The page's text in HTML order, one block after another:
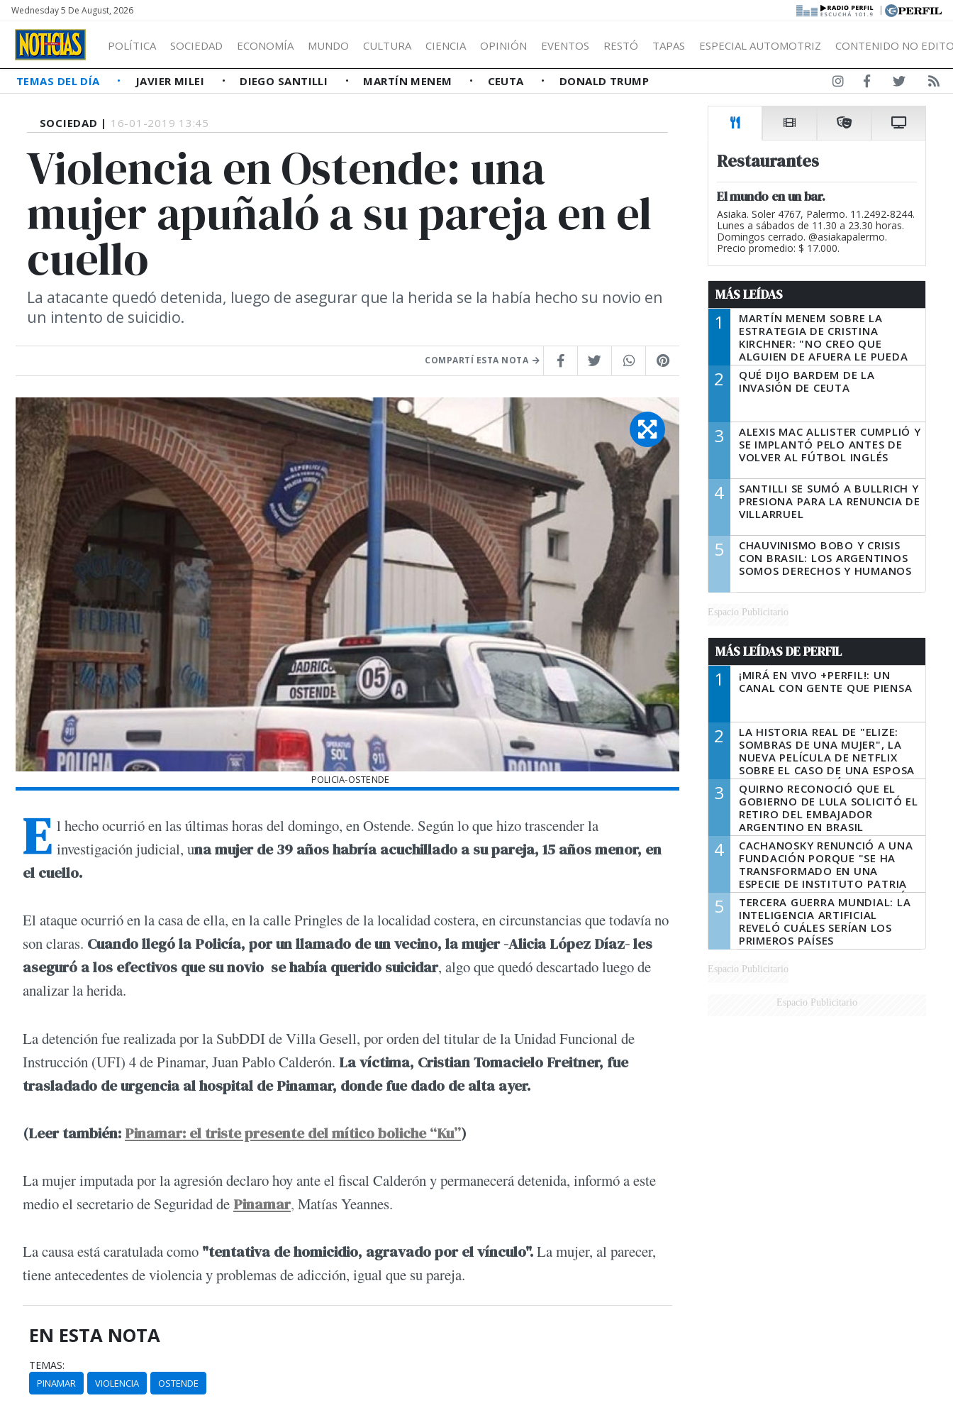
Wednesday 5 De August, 2026 |
POLÍTICA SOCIEDAD ECONOMÍA MUNDO CULTURA CIENCIA OPINIÓN EVENTOS RESTÓ TAPAS ESPECIAL AUTOMOTRIZ CONTENIDO NO
TEMAS DEL DÍA JAVIER MILEI DIEGO SANTILLI MARTÍN MENEM CEUTA DONALD TRUMP
SOCIEDAD | 16-01-2019 13:45
Violencia en Ostende: una
mujer apuñaló a su pareja en el
cuello
La atacante quedó detenida, luego de asegurar que la herida se la había hecho su novio en
un intento de suicidio.
COMPARTÍ ESTA NOTA
POLICIA-OSTENDE
E l hecho ocurrió en las últimas horas del domingo, en Ostende. Según lo que hizo trascender la
investigación judicial, una mujer de 39 años habría acuchillado a su pareja, 15 años menor, en
el cuello.
El ataque ocurrió en la casa de ella, en la calle Pringles de la localidad costera, en circunstancias que todavía no
son claras. Cuando llegó la Policía, por un llamado de un vecino, la mujer -Alicia López Díaz- les
aseguró a los efectivos que su novio se había querido suicidar, algo que quedó descartado luego de
analizar la herida.
La detención fue realizada por la SubDDI de Villa Gesell, por orden del titular de la Unidad Funcional de
Instrucción (UFI) 4 de Pinamar, Juan Pablo Calderón. La víctima, Cristian Tomacielo Freitner, fue
trasladado de urgencia al hospital de Pinamar, donde fue dado de alta ayer.
(Leer también: Pinamar: el triste presente del mítico boliche “Ku”)
La mujer imputada por la agresión declaro hoy ante el fiscal Calderón y permanecerá detenida, informó a este
medio el secretario de Seguridad de Pinamar, Matías Yeannes.
La causa está caratulada como "tentativa de homicidio, agravado por el vínculo".La mujer, al parecer,
tiene antecedentes de violencia y problemas de adicción, igual que su pareja.
EN ESTA NOTA
TEMAS:
PINAMAR VIOLENCIA OSTENDE
Restaurantes
El mundo en un bar.
Asiaka. Soler 4767, Palermo. 11.2492-8244.
Lunes a sábados de 11.30 a 23.30 horas.
Domingos cerrado. @asiakapalermo.
Precio promedio: $ 17.000.
MÁS LEÍDAS
1
MARTÍN MENEM SOBRE LA
ESTRATEGIA DE CRISTINA
KIRCHNER: "NO CREO QUE
ALGUIEN DE AFUERA LE PUEDA
DECIR A LA JUSTICIA LO QUE
TIENE QUE HACER"
2
QUÉ DIJO BARDEM DE LA
INVASIÓN DE CEUTA
3
ALEXIS MAC ALLISTER CUMPLIÓ Y
SE IMPLANTÓ PELO ANTES DE
VOLVER AL FÚTBOL INGLÉS
4
SANTILLI SE SUMÓ A BULLRICH Y
PRESIONA PARA LA RENUNCIA DE
VILLARRUEL
5
CHAUVINISMO BOBO Y CRISIS
CON BRASIL: LOS ARGENTINOS
SOMOS DERECHOS Y HUMANOS
Espacio Publicitario
MÁS LEÍDAS DE PERFIL
1
¡MIRÁ EN VIVO +PERFIL!: UN
CANAL CON GENTE QUE PIENSA
2
LA HISTORIA REAL DE "ELIZE:
SOMBRAS DE UNA MUJER", LA
NUEVA PELÍCULA DE NETFLIX
SOBRE EL CASO DE UNA ESPOSA
QUE DESCUARTIZÓ A SU
MARIDO
3
QUIRNO RECONOCIÓ QUE EL
GOBIERNO DE LULA SOLICITÓ EL
RETIRO DEL EMBAJADOR
ARGENTINO EN BRASIL
4
CACHANOSKY RENUNCIÓ A UNA
FUNDACIÓN PORQUE "SE HA
TRANSFORMADO EN UNA
ESPECIE DE INSTITUTO PATRIA
INCONDICIONAL DE LA GESTIÓN
DE MILEI"
5
TERCERA GUERRA MUNDIAL: LA
INTELIGENCIA ARTIFICIAL
REVELÓ CUÁLES SERÍAN LOS
PRIMEROS PAÍSES
LATINOAMERICANOS EN SER
DERROTADOS
Espacio Publicitario
Espacio Publicitario